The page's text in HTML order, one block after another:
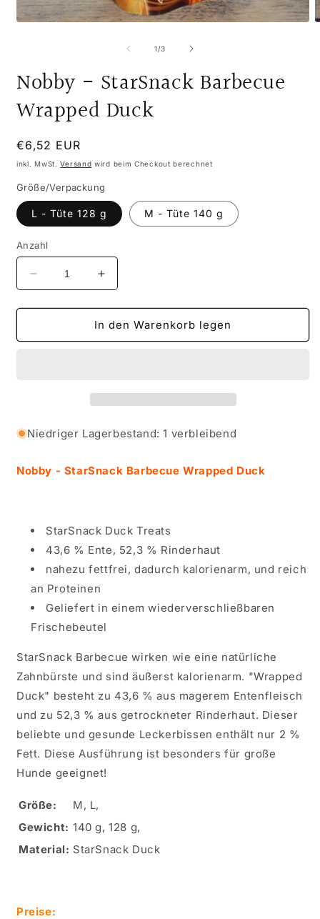
1/von
3
Nobby - StarSnack Barbecue
Wrapped Duck
Normaler
Preis
€6,52 EUR
inkl. MwSt.Versand wird beim Checkout berechnet
Größe/Verpackung
L - Tüte 128 g M - Tüte 140 g
Anzahl
Verringere
die
Menge
Nobby
Erhöhe
die
Menge
für
Nobby
In den Warenkorb legen
Niedriger Lagerbestand: 1 verbleibend
Nobby - StarSnack Barbecue Wrapped Duck
StarSnack Duck Treats
43,6 % Ente, 52,3 % Rinderhaut
nahezu fettfrei, dadurch kalorienarm, und reich
an Proteinen
Geliefert in einem wiederverschließbaren
Frischebeutel
StarSnack Barbecue wirken wie eine natürliche
Zahnbürste und sind äußerst kalorienarm. "Wrapped
Duck" besteht zu 43,6 % aus magerem Entenfleisch
und zu 52,3 % aus getrockneter Rinderhaut. Dieser
beliebte und gesunde Leckerbissen enthält nur 2 %
Fett. Diese Ausführung ist besonders für große
Hunde geeignet!
Größe:
M, L,
Gewicht: 140 g, 128 g,
Material: StarSnack Duck
Preise: